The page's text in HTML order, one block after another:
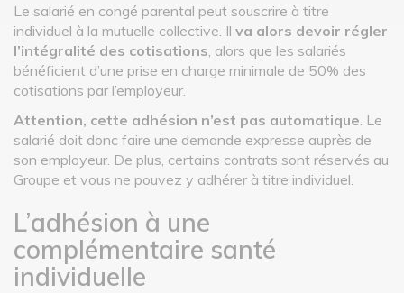
Le salarié en congé parental peut souscrire à titre
individuel à la mutuelle collective. Il va alors devoir régler
l’intégralité des cotisations , alors que les salariés
bénéficient d’une prise en charge minimale de 50% des
cotisations par l’employeur.
Attention, cette adhésion n’est pas automatique . Le
salarié doit donc faire une demande expresse auprès de
son employeur. De plus, certains contrats sont réservés au
Groupe et vous ne pouvez y adhérer à titre individuel.
L’adhésion à une
complémentaire santé
individuelle